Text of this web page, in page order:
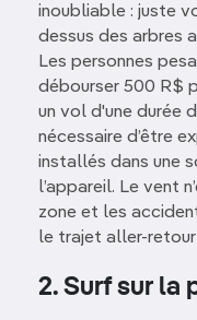
inoubliable : juste
dessus des arbres
Les personnes
débourser 500 R$
un vol d'une durée
nécessaire d’être
installés dans une
l’appareil. Le vent
zone et les
le trajet aller-retour
2. Surf sur la